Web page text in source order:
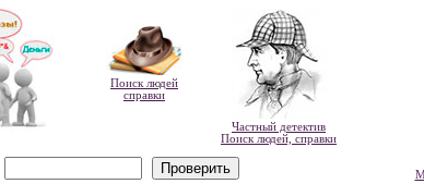
Поиск людей
справки
Частный детектив
Поиск людей, справки